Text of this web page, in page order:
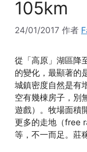
105km
24/01/2017 作者
從「高原」湖區降
的變化，最顯著的
城鎮密度自然是有
空有幾棟房子，別
遊戲）。牧場面積
更多的走地（free
等，不一而足。